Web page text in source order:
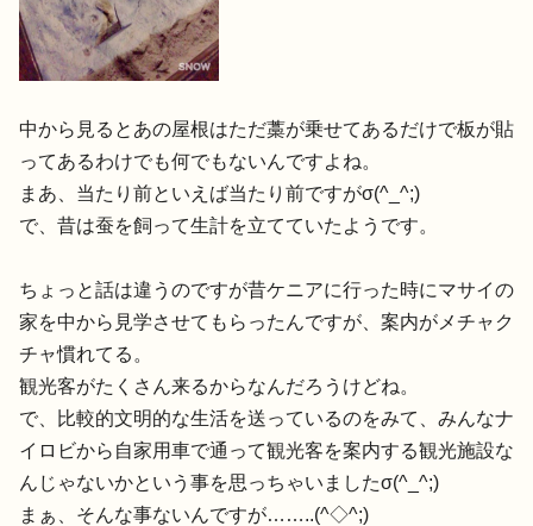
中から見るとあの屋根はただ藁が乗せてあるだけで板が貼
ってあるわけでも何でもないんですよね。
まあ、当たり前といえば当たり前ですがσ(^_^;)
で、昔は蚕を飼って生計を立てていたようです。
ちょっと話は違うのですが昔ケニアに行った時にマサイの
家を中から見学させてもらったんですが、案内がメチャク
チャ慣れてる。
観光客がたくさん来るからなんだろうけどね。
で、比較的文明的な生活を送っているのをみて、みんなナ
イロビから自家用車で通って観光客を案内する観光施設な
んじゃないかという事を思っちゃいましたσ(^_^;)
まぁ、そんな事ないんですが……..(^◇^;)